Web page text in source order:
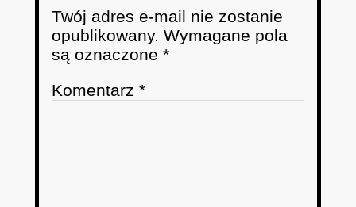
Twój adres e-mail nie zostanie
opublikowany. Wymagane pola
są oznaczone *
Komentarz *